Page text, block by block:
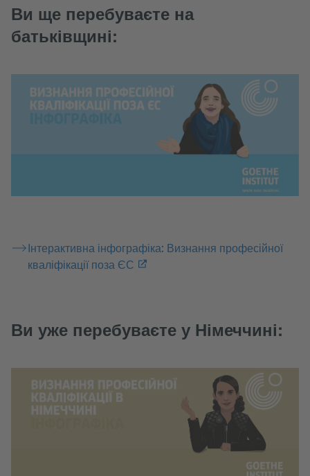
Ви ще перебуваєте на
батьківщині:
Інтерактивна інфографіка: Визнання професійної
кваліфікації поза ЄС
Ви уже перебуваєте у Німеччині: